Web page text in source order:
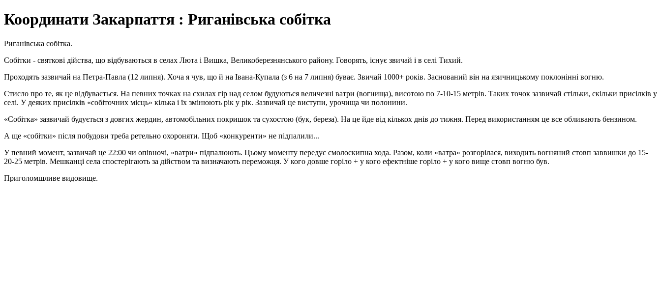
Координати Закарпаття : Риганівська собітка
Риганівська собітка.
Собітки - святкові дійства, що відбуваються в селах Люта і Вишка, Великоберезнянського району. Говорять, існує звичай і в селі Тихий.
Проходять зазвичай на Петра-Павла (12 липня). Хоча я чув, що й на Івана-Купала (з 6 на 7 липня) буває. Звичай 1000+ років. Заснований він на язичницькому поклонінні вогню.
Стисло про те, як це відбувається. На певних точках на схилах гір над селом будуються величезні ватри (вогнища), висотою по 7-10-15 метрів. Таких точок зазвичай стільки, скільки присілків у
селі. У деяких присілків «собіточних місць» кілька і їх змінюють рік у рік. Зазвичай це виступи, урочища чи полонини.
«Собітка» зазвичай будується з довгих жердин, автомобільних покришок та сухостою (бук, береза). На це йде від кількох днів до тижня. Перед використанням це все обливають бензином.
А ще «собітки» після побудови треба ретельно охороняти. Щоб «конкуренти» не підпалили...
У певний момент, зазвичай це 22:00 чи опівночі, «ватри» підпалюють. Цьому моменту передує смолоскипна хода. Разом, коли «ватра» розгорілася, виходить вогняний стовп заввишки до 15-
20-25 метрів. Мешканці села спостерігають за дійством та визначають переможця. У кого довше горіло + у кого ефектніше горіло + у кого вище стовп вогню був.
Приголомшливе видовище.